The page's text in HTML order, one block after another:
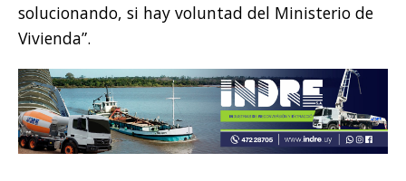
solucionando, si hay voluntad del Ministerio de
Vivienda”.